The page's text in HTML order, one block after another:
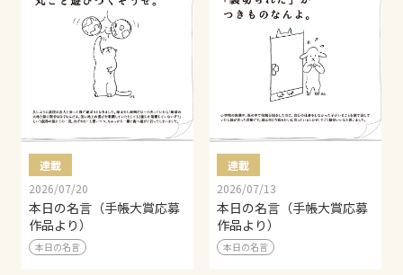
連載
2026/07/20
本日の名言（手帳大賞応募
作品より）
本日の名言
連載
2026/07/13
本日の名言（手帳大賞応募
作品より）
本日の名言